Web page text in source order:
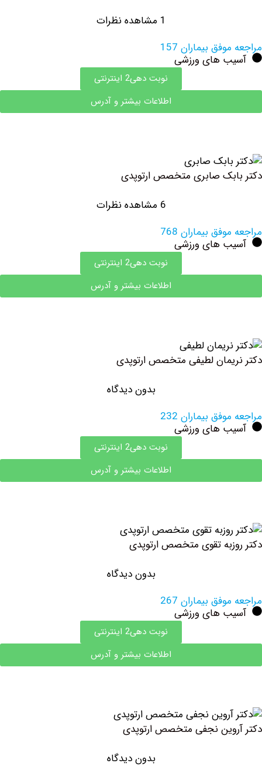
بیماران 157
های ورزشی
نوبت دهی2 اینترنتی
اطلاعات بیشتر و آدرس
صابری متخصص ارتوپدی
بیماران 768
های ورزشی
نوبت دهی2 اینترنتی
اطلاعات بیشتر و آدرس
لطیفی متخصص ارتوپدی
بدون دیدگاه
بیماران 232
های ورزشی
نوبت دهی2 اینترنتی
اطلاعات بیشتر و آدرس
تقوی متخصص ارتوپدی
بدون دیدگاه
بیماران 267
های ورزشی
نوبت دهی2 اینترنتی
اطلاعات بیشتر و آدرس
نجفی متخصص ارتوپدی
بدون دیدگاه